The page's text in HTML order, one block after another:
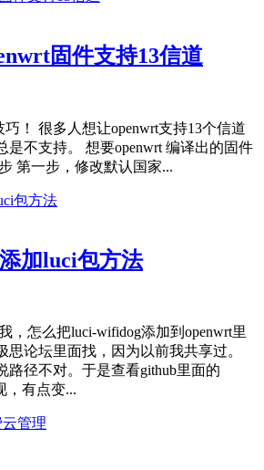
固件支持13信道
！ 很多人想让openwrt支持13个信道
是不支持。 想要openwrt 编译出的固件
第一步，修改默认国家...
加luci包方法
，怎么把luci-wifidog添加到openwrt里
思论坛里面找，因为以前我共享过。
路径不对。于是查看github里面的
，有点变...